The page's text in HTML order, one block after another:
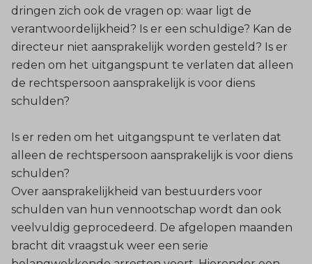
dringen zich ook de vragen op: waar ligt de
verantwoordelijkheid? Is er een schuldige? Kan de
directeur niet aansprakelijk worden gesteld? Is er
reden om het uitgangspunt te verlaten dat alleen
de rechtspersoon aansprakelijk is voor diens
schulden?
Is er reden om het uitgangspunt te verlaten dat
alleen de rechtspersoon aansprakelijk is voor diens
schulden?
Over aansprakelijkheid van bestuurders voor
schulden van hun vennootschap wordt dan ook
veelvuldig geprocedeerd. De afgelopen maanden
bracht dit vraagstuk weer een serie